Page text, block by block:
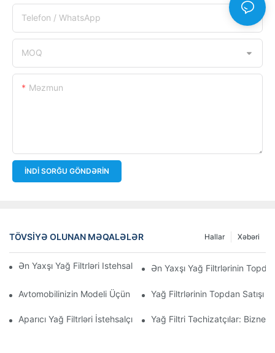
Telefon / WhatsApp
MOQ
Məzmun
İNDI SORĞU GÖNDƏRIN
TÖVSIYƏ OLUNAN MƏQALƏLƏR Xəbəri
Hallar
Ən Yaxşı Yağ Filtrləri Istehsal Edən Şirkətlər: Hərtərəfli Baxış
Ən Yaxşı Yağ Filtrlərinin
Avtomobilinizin Modeli Üçün Düzgün Yağ Filtrinin Seçilməsi:
Yağ Filtrlərinin Topdan Satışı
Aparıcı Yağ Filtrləri İstehsalçılarına Və Onların İnnovasiyalarına
Yağ Filtri Təchizatçılar: